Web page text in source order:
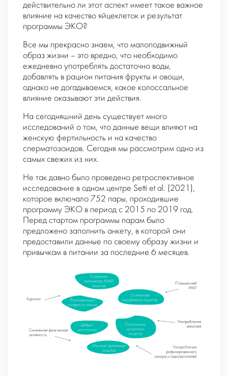
действительно ли этот аспект имеет такое важное
влияние на качество яйцеклеток и результат
программы ЭКО?
Все мы прекрасно знаем, что малоподвижный
образ жизни – это вредно, что необходимо
ежедневно употреблять достаточно воды,
добавлять в рацион питания фрукты и овощи,
однако не догадываемся, какое колоссальное
влияние оказывают эти действия.
На сегодняшний день существует много
исследований о том, что данные вещи влияют на
женскую фертильность и на качество
сперматозоидов. Сегодня мы рассмотрим одно из
самых свежих из них.
Не так давно было проведено ретроспективное
исследование в одном центре Setti et al. (2021),
которое включало 752 пары, проходившие
программу ЭКО в период с 2015 по 2019 год.
Перед стартом программы парам было
предложено заполнить анкету, в которой они
предоставили данные по своему образу жизни и
привычкам в питании за последние 6 месяцев.